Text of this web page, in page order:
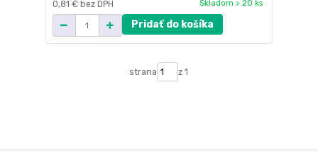
0,81 € bez DPH Skladom > 20 ks
Pridať do košíka
strana z 1